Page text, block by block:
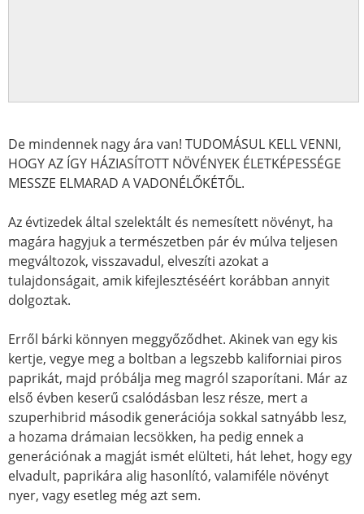
De mindennek nagy ára van! TUDOMÁSUL KELL VENNI,
HOGY AZ ÍGY HÁZIASÍTOTT NÖVÉNYEK ÉLETKÉPESSÉGE
MESSZE ELMARAD A VADONÉLŐKÉTŐL.
Az évtizedek által szelektált és nemesített növényt, ha
magára hagyjuk a természetben pár év múlva teljesen
megváltozok, visszavadul, elveszíti azokat a
tulajdonságait, amik kifejlesztéséért korábban annyit
dolgoztak.
Erről bárki könnyen meggyőződhet. Akinek van egy kis
kertje, vegye meg a boltban a legszebb kaliforniai piros
paprikát, majd próbálja meg magról szaporítani. Már az
első évben keserű csalódásban lesz része, mert a
szuperhibrid második generációja sokkal satnyább lesz,
a hozama drámaian lecsökken, ha pedig ennek a
generációnak a magját ismét elülteti, hát lehet, hogy egy
elvadult, paprikára alig hasonlító, valamiféle növényt
nyer, vagy esetleg még azt sem.